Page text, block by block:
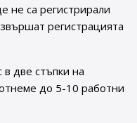
не са регистрирали
регистрацията
в две стъпки на
до 5-10 работни